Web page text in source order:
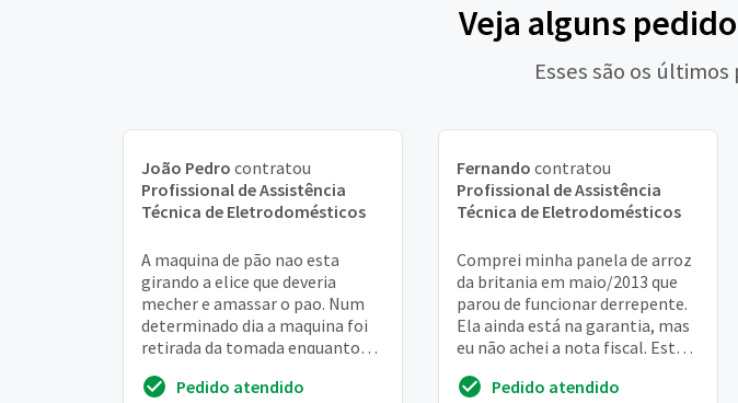
Veja alguns
Esses são os
João Pedro contratou
Profissional de Assistência
Técnica de Eletrodomésticos
A maquina de pão nao esta
girando a elice que deveria
mecher e amassar o pao. Num
determinado dia a maquina foi
retirada da tomada enquanto
nao gira a elice
Pedido atendido
Fernando contratou
Profissional de Assistência
Técnica de Eletrodomésticos
Comprei minha panela de arroz
da britania em maio/2013 que
parou de funcionar derrepente.
Ela ainda está na garantia, mas
eu não achei a nota fiscal. Estou
soniaPedido atendido